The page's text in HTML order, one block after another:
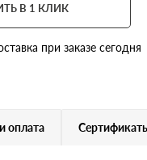
В 1 КЛИК
при заказе сегодня
оплата